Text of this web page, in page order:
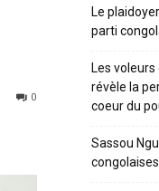
0
Le
parti
Les
révèle la
coeur du
Sassou
congolaises